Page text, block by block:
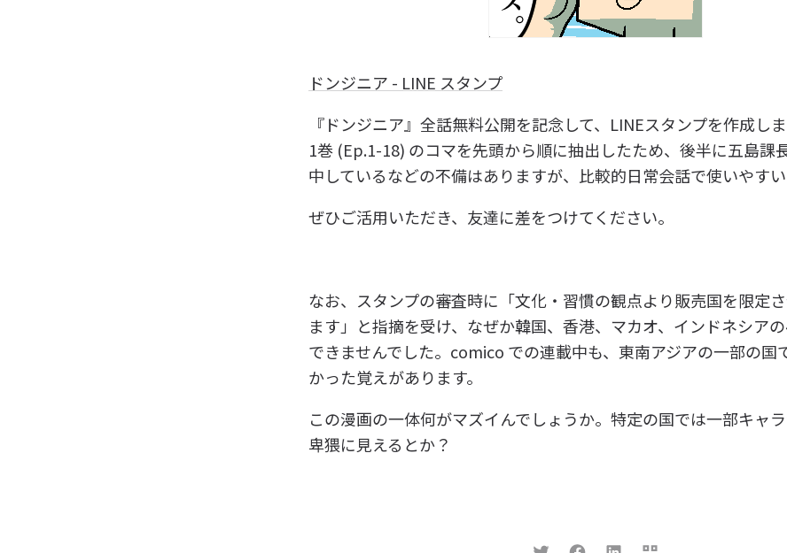
ドンジニア - LINE スタンプ
『ドンジニア』全話無料公開を記念して、LINEスタンプを作成し
1巻 (Ep.1-18) のコマを先頭から順に抽出したため、後半に五島課
中しているなどの不備はありますが、比較的日常会話で使いやすい
ぜひご活用いただき、友達に差をつけてください。
なお、スタンプの審査時に「文化・習慣の観点より販売国を限定
ます」と指摘を受け、なぜか韓国、香港、マカオ、インドネシア
できませんでした。comico での連載中も、東南アジアの一部の国
かった覚えがあります。
この漫画の一体何がマズイんでしょうか。特定の国では一部キャ
卑猥に見えるとか？